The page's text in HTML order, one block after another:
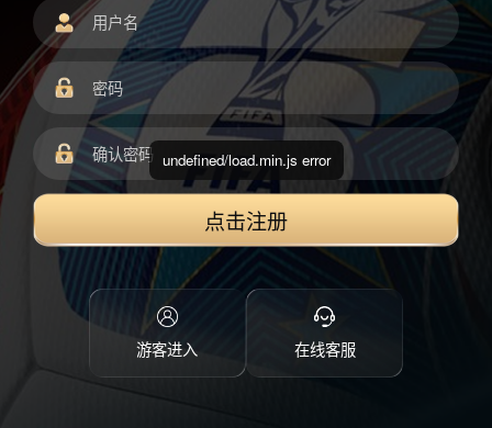
点击注册
游客进入 在线客服
undefined/load.min.js error